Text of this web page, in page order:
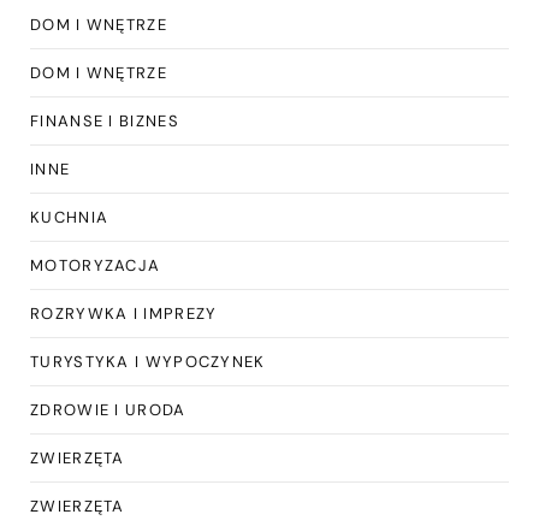
DOM I WNĘTRZE
DOM I WNĘTRZE
FINANSE I BIZNES
INNE
KUCHNIA
MOTORYZACJA
ROZRYWKA I IMPREZY
TURYSTYKA I WYPOCZYNEK
ZDROWIE I URODA
ZWIERZĘTA
ZWIERZĘTA